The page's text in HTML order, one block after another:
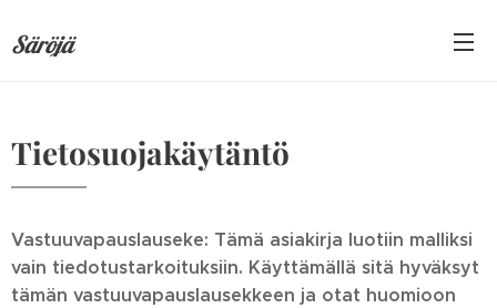
Säröjä
Tietosuojakäytäntö
Vastuuvapauslauseke: Tämä asiakirja luotiin malliksi
vain tiedotustarkoituksiin. Käyttämällä sitä hyväksyt
tämän vastuuvapauslausekkeen ja otat huomioon